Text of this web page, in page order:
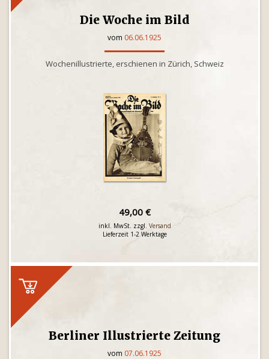
Die Woche im Bild
vom 06.06.1925
Wochenillustrierte, erschienen in Zürich, Schweiz
49,00 €
inkl. MwSt. zzgl. Versand
Lieferzeit 1-2 Werktage
Berliner Illustrierte Zeitung
vom 07.06.1925